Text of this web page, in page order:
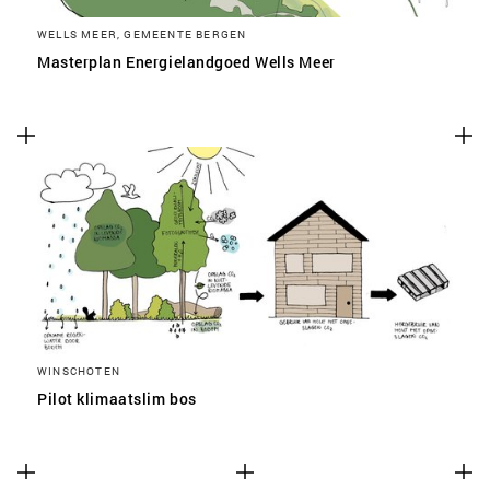
WELLS MEER, GEMEENTE BERGEN
Masterplan Energielandgoed Wells Meer
WINSCHOTEN
Pilot klimaatslim bos